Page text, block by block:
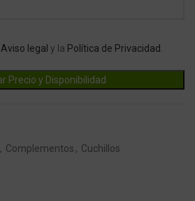
Aviso legal y la Política de Privacidad.
, Complementos , Cuchillos